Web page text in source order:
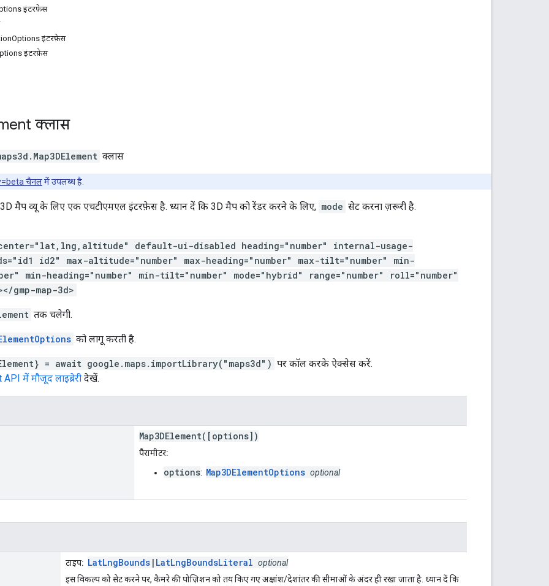
इंटरफ़ेस
इंटरफ़ेस
इंटरफ़ेस
क्लास
. Map3DElement क्लास
चैनलमें उपलब्ध है.
3D मैप व्यू के लिए एक एचटीएमएल इंटरफ़ेस है. ध्यान दें कि 3D मैप को रेंडर करने के लिए, mode सेट करना ज़रूरी है.
center="lat,lng,altitude" default-ui-disabled heading="number" internal-usage-
id2" max-altitude="number" max-heading="number" max-tilt="number" min-
min-heading="number" min-tilt="number" mode="hybrid" range="number" roll="number"
gmp-map-3d>
तक चलेगी.
को लागू करती है.
= await google.maps.importLibrary("maps3d") पर कॉल करके ऐक्सेस करें.
में मौजूद लाइब्रेरी देखें.
Map3DElement([options])
पैरामीटर:
options: Map3DElementOptions optional
टाइप: LatLngBounds | LatLngBoundsLiteral optional
इस विकल्प को सेट करने पर, कैमरे की पोज़िशन को तय किए गए अक्षांश/देशांतर की सीमाओं के अंदर ही रखा जाता है. ध्यान दें कि